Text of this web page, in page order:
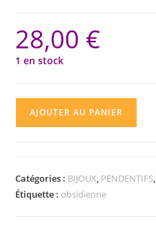
28,00 €
1 en stock
manto
huichol
AJOUTER AU PANIER
Catégories : BIJOUX, PENDENTIFS,
Étiquette : obsidienne